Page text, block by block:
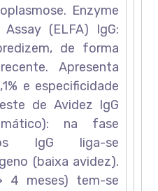
Enzyme
(ELFA) IgG:
de forma
Apresenta
e especificidade
de Avidez IgG
na fase
IgG liga-se
(baixa avidez).
4 meses) tem-se